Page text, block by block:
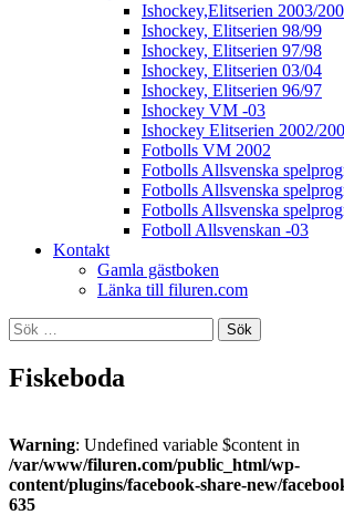
Ishockey,Elitserien 2003/
Ishockey, Elitserien 98/99
Ishockey, Elitserien 97/98
Ishockey, Elitserien 03/04
Ishockey, Elitserien 96/97
Ishockey VM -03
Ishockey Elitserien 2002/
Fotbolls VM 2002
Fotbolls Allsvenska
Fotbolls Allsvenska
Fotbolls Allsvenska
Fotboll Allsvenskan -03
Kontakt
Gamla gästboken
Länka till filuren.com
Sök
efter:
Fiskeboda
Warning: Undefined variable $content in
/var/www/filuren.com/public_html/wp-
content/plugins/facebook-share-new/
635